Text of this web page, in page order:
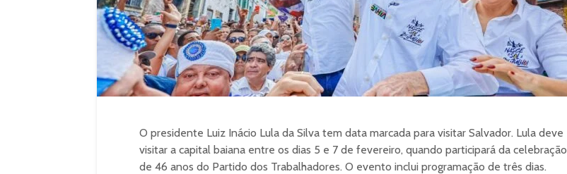
O presidente Luiz Inácio Lula da Silva tem data marcada para visitar Salvador. Lula deve
visitar a capital baiana entre os dias 5 e 7 de fevereiro, quando participará da celebração
de 46 anos do Partido dos Trabalhadores. O evento inclui programação de três dias.